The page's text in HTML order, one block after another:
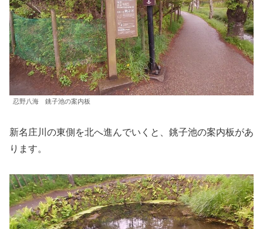
忍野八海 銚子池の案内板
新名庄川の東側を北へ進んでいくと、銚子池の案内板があ
ります。